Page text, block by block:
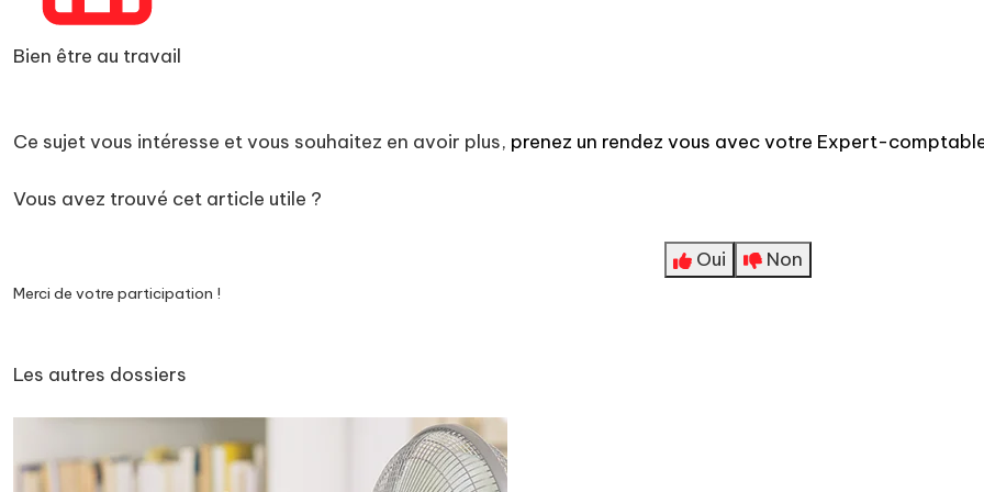
Bien être au travail
Ce sujet vous intéresse et vous souhaitez en avoir plus, prenez un rendez vous avec votre Expert-
Vous avez trouvé cet article utile ?
Oui Non
Merci de votre participation !
Les autres dossiers